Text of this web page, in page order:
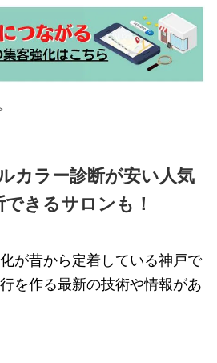
カラー診断が安い人気
きるサロンも！
が昔から定着している神戸で
を作る最新の技術や情報があ